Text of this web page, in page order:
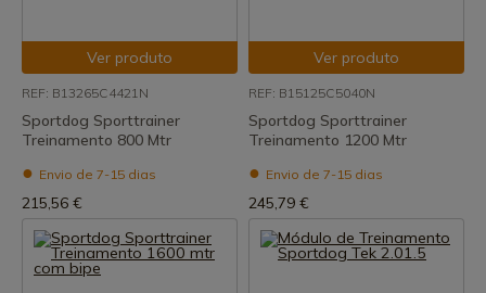
Ver produto
REF: B13265C4421N
Sportdog Sporttrainer
Treinamento 800 Mtr
Envio de 7-15 dias
215,56 €
Ver produto
REF: B15125C5040N
Sportdog Sporttrainer
Treinamento 1200 Mtr
Envio de 7-15 dias
245,79 €